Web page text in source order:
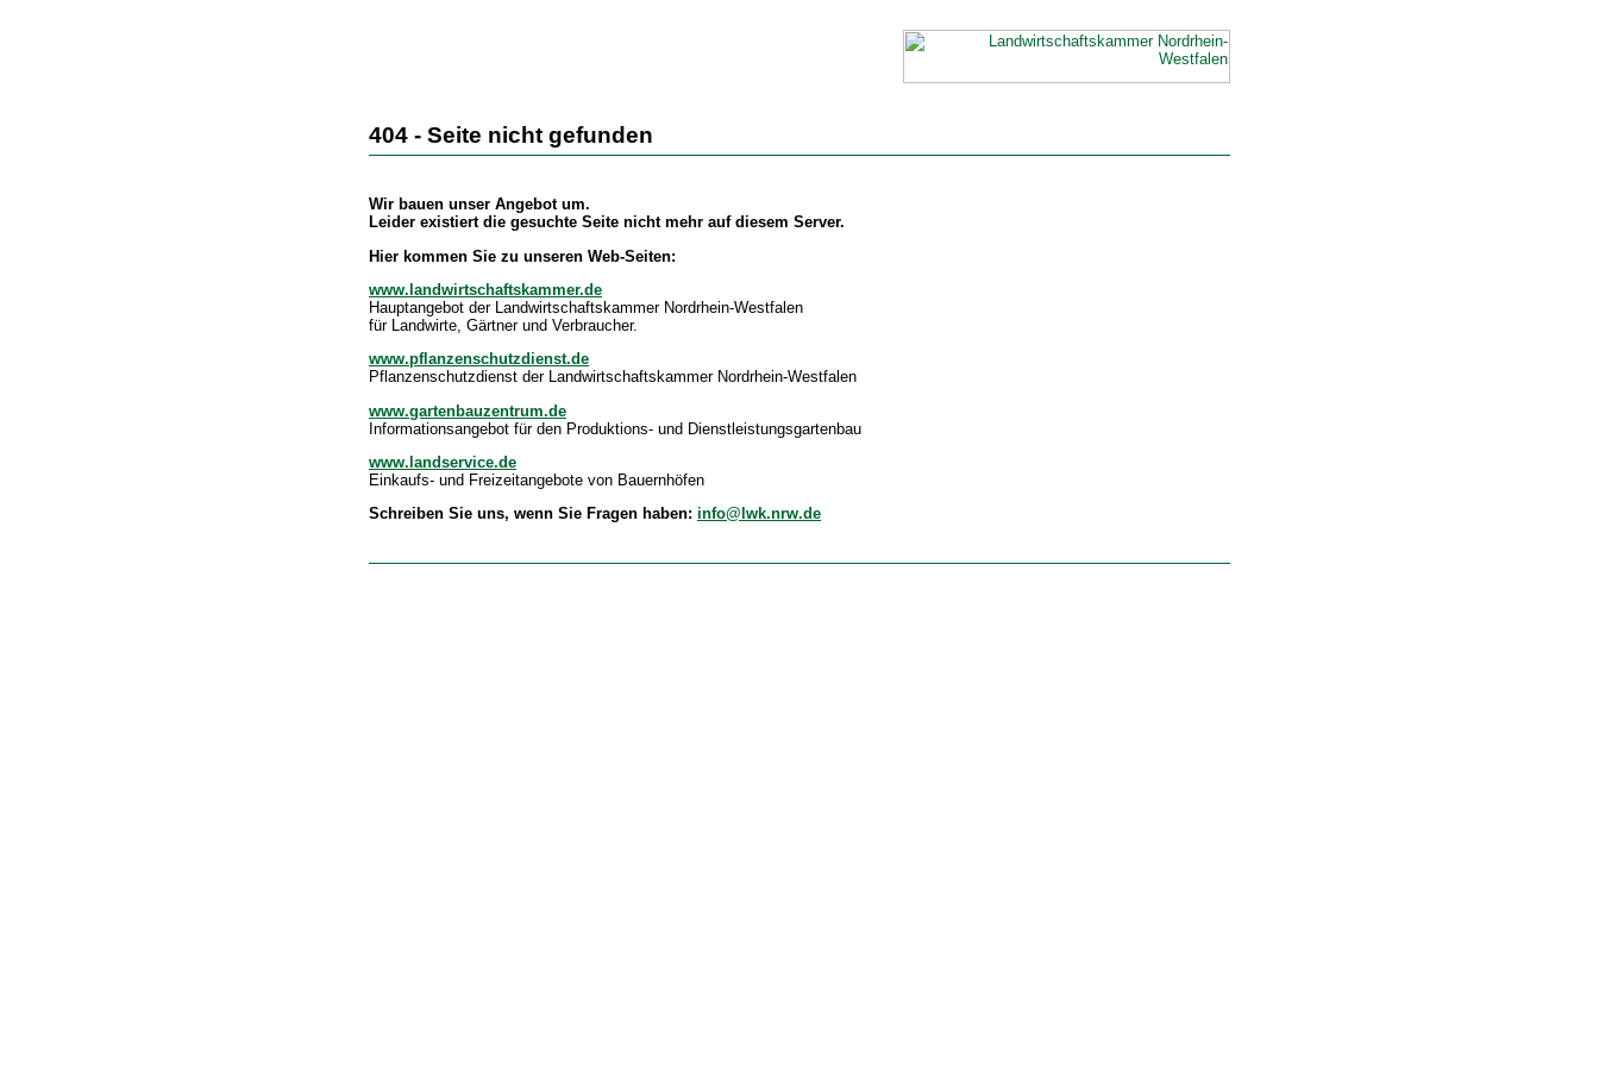
404 - Seite nicht gefunden
Wir bauen unser Angebot um.
Leider existiert die gesuchte Seite nicht mehr auf diesem Server.
Hier kommen Sie zu unseren Web-Seiten:
www.landwirtschaftskammer.de
Hauptangebot der Landwirtschaftskammer Nordrhein-Westfalen
für Landwirte, Gärtner und Verbraucher.
www.pflanzenschutzdienst.de
Pflanzenschutzdienst der Landwirtschaftskammer Nordrhein-Westfalen
www.gartenbauzentrum.de
Informationsangebot für den Produktions- und Dienstleistungsgartenbau
www.landservice.de
Einkaufs- und Freizeitangebote von Bauernhöfen
Schreiben Sie uns, wenn Sie Fragen haben: info@lwk.nrw.de